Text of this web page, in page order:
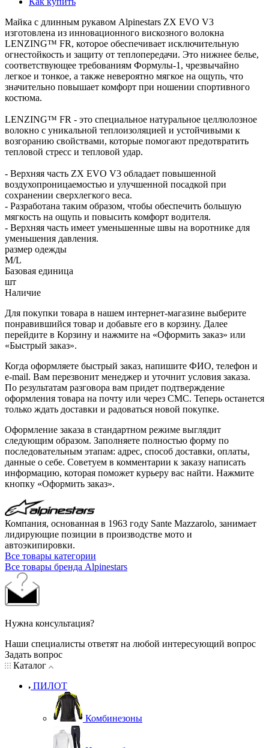
Майка с длинным рукавом Alpinestars ZX EVO V3
изготовлена из инновационного вискозного волокна
LENZING™ FR, которое обеспечивает исключительную
огнестойкость и защиту от теплопередачи. Это нижнее белье,
соответствующее требованиям Формулы-1, чрезвычайно
легкое и тонкое, а также невероятно мягкое на ощупь, что
значительно повышает комфорт при ношении спортивного
костюма.
LENZING™ FR - это специальное натуральное целлюлозное
волокно с уникальной теплоизоляцией и устойчивыми к
возгоранию свойствами, которые помогают предотвратить
тепловой стресс и тепловой удар.
- Верхняя часть ZX EVO V3 обладает повышенной
воздухопроницаемостью и улучшенной посадкой при
сохранении сверхлегкого веса.
- Разработана таким образом, чтобы обеспечить большую
мягкость на ощупь и повысить комфорт водителя.
- Верхняя часть имеет уменьшенные швы на воротнике для
уменьшения давления.
размер одежды
M/L
Базовая единица
шт
Наличие
Для покупки товара в нашем интернет-магазине выберите
понравившийся товар и добавьте его в корзину. Далее
перейдите в Корзину и нажмите на «Оформить заказ» или
«Быстрый заказ».
Когда оформляете быстрый заказ, напишите ФИО, телефон и
e-mail. Вам перезвонит менеджер и уточнит условия заказа.
По результатам разговора вам придет подтверждение
оформления товара на почту или через СМС. Теперь останется
только ждать доставки и радоваться новой покупке.
Оформление заказа в стандартном режиме выглядит
следующим образом. Заполняете полностью форму по
последовательным этапам: адрес, способ доставки, оплаты,
данные о себе. Советуем в комментарии к заказу написать
информацию, которая поможет курьеру вас найти. Нажмите
кнопку «Оформить заказ».
Компания, основанная в 1963 году Sante Mazzarolo, занимает
лидирующие позиции в производстве мото и
автоэкипировки.
Все товары категории
Все товары бренда Alpinestars
Нужна консультация?
Наши специалисты ответят на любой интересующий вопрос
Задать вопрос
Каталог
ПИЛОТ
Комбинезоны